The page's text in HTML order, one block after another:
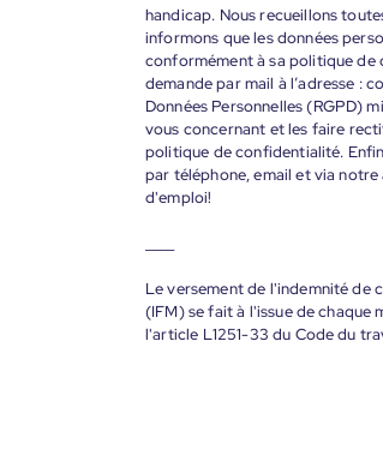
handicap. Nous recueillons
informons que les données
conformément à sa politique
demande par mail à l’adresse :
Données Personnelles (RGPD)
vous concernant et les faire
politique de confidentialité.
par téléphone, email et via
d'emploi!
Le versement de l'indemnité de
(IFM) se fait à l'issue de chaque
l'article L1251-33 du Code du